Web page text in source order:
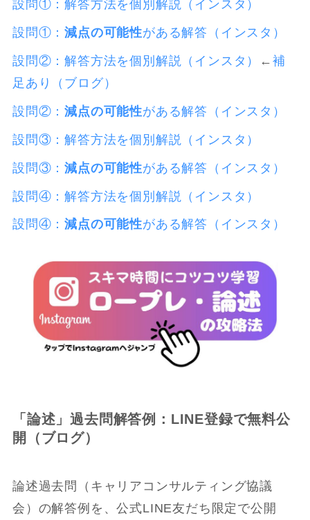
設問①：解答方法を個別解説（インスタ）
設問①：減点の可能性がある解答（インスタ）
設問②：解答方法を個別解説（インスタ） ←補
足あり（ブログ）
設問②：減点の可能性がある解答（インスタ）
設問③：解答方法を個別解説（インスタ）
設問③：減点の可能性がある解答（インスタ）
設問④：解答方法を個別解説（インスタ）
設問④：減点の可能性がある解答（インスタ）
「論述」過去問解答例：LINE登録で無料公
開（ブログ）
論述過去問（キャリアコンサルティング協議
会）の解答例を、公式LINE友だち限定で公開